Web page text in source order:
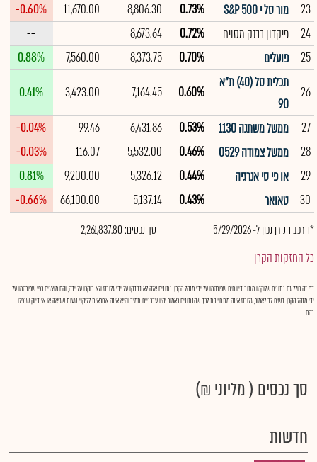
23
מור סל י S&P 500 0.73%
8,806.30
11,670.00
-0.60%
24
פיקדון בבנק מסוים 0.72%
8,673.64
--
25
פועלים 0.70%
8,373.75
7,560.00
0.88%
26
תכלית סל (40) ת"א
90
0.60%
7,164.45
3,423.00
0.41%
27
ממשל משתנה 1130 0.53%
6,431.86
99.46
-0.04%
28
ממשל צמודה 0529 0.46%
5,532.00
116.07
-0.03%
29
או פי סי אנרגיה 0.44%
5,326.12
9,200.00
0.81%
30
טאואר 0.43%
5,137.14
66,100.00
-0.66%
*הרכב הקרן נכון ל- 5/29/2026 סך נכסים: 2,261,837.80
כל החזקות הקרן
דף זה כולל גם נתונים שלוקטו מתוך דיווחים שפורסמו על ידי מנהל הקרן. נתונים אלה לא נבדקו על ידי גלובס ולא בוקרו על ידה, והם מוצגים כפי שפורסמו על
ידי מנהל הקרן. בשים לב לאמור, גלובס אינה מתחייבת לכך שהנתונים כאמור יהיו עדכניים תמיד והיא אינה אחראית לליקוי, טעות שגיאה או אי דיוק שנפלו
בהם.
סך נכסים ( מליוני ₪)
חדשות